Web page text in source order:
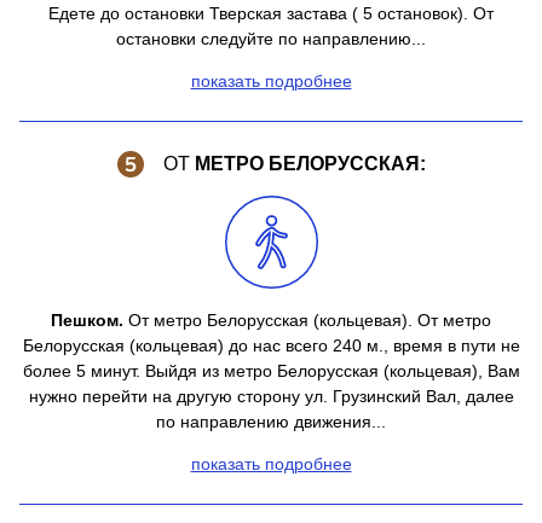
Едете до остановки Тверская застава ( 5 остановок). От
остановки следуйте по направлению...
показать подробнее
ОТ МЕТРО БЕЛОРУССКАЯ:
Пешком. От метро Белорусская (кольцевая). От метро
Белорусская (кольцевая) до нас всего 240 м., время в пути не
более 5 минут. Выйдя из метро Белорусская (кольцевая), Вам
нужно перейти на другую сторону ул. Грузинский Вал, далее
по направлению движения...
показать подробнее